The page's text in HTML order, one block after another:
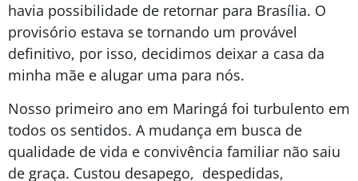
havia possibilidade de retornar para Brasília. O
provisório estava se tornando um provável
definitivo, por isso, decidimos deixar a casa da
minha mãe e alugar uma para nós.
Nosso primeiro ano em Maringá foi turbulento em
todos os sentidos. A mudança em busca de
qualidade de vida e convivência familiar não saiu
de graça. Custou desapego, despedidas,